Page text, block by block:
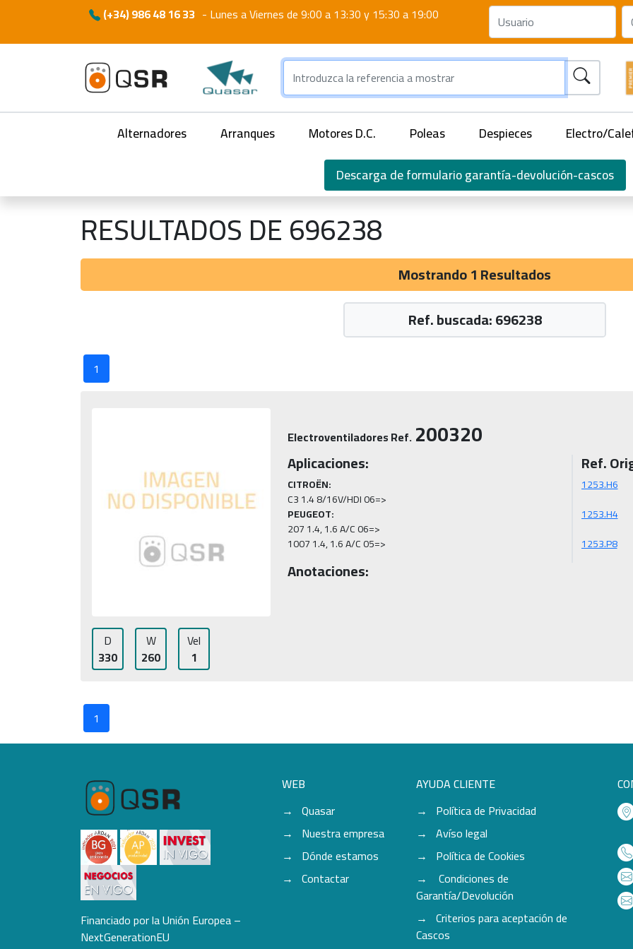
(+34) 986 48 16 33 - Lunes a Viernes de 9:00 a 13:30 y 15:30 a 19:00
Alternadores Arranques Motores D.C. Poleas Despieces Electro/
Descarga de formulario garantía-devolución-cascos
RESULTADOS DE 696238
Mostrando 1 Resultados
Ref. buscada: 696238
1
D
330
W
260
Vel
1
Electroventiladores Ref. 200320
Aplicaciones:
CITROËN:
PEUGEOT:
207 1.4, 1.6 A/C 06=>
1007 1.4, 1.6 A/C 05=>
Ref.
1253.H6
1253.H4
1253.P8
Anotaciones:
1
Financiado por la Unión Europea –
NextGenerationEU
WEB
Quasar
Nuestra empresa
Dónde estamos
Contactar
AYUDA CLIENTE
Política de Privacidad
Avíso legal
Política de Cookies
Condiciones de
Garantía/Devolución
Criterios para aceptación de
Cascos